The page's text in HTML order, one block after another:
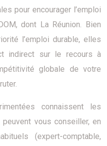
pour encourager l’emploi
dont La Réunion. Bien
l’emploi durable, elles
indirect sur le recours à
globale de votre
connaissent les
vous conseiller, en
(expert-comptable,